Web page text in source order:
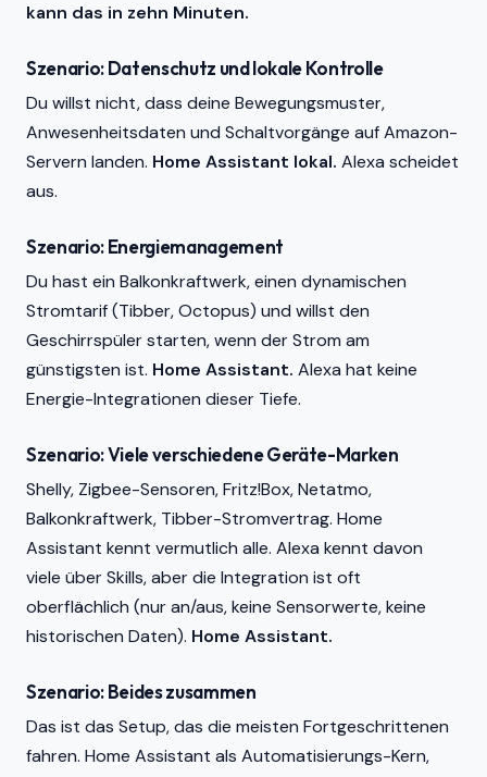
kann das in zehn Minuten.
Szenario: Datenschutz und lokale Kontrolle
Du willst nicht, dass deine Bewegungsmuster,
Anwesenheitsdaten und Schaltvorgänge auf Amazon-
Servern landen. Home Assistant lokal. Alexa scheidet
aus.
Szenario: Energiemanagement
Du hast ein Balkonkraftwerk, einen dynamischen
Stromtarif (Tibber, Octopus) und willst den
Geschirrspüler starten, wenn der Strom am
günstigsten ist. Home Assistant. Alexa hat keine
Energie-Integrationen dieser Tiefe.
Szenario: Viele verschiedene Geräte-Marken
Shelly, Zigbee-Sensoren, Fritz!Box, Netatmo,
Balkonkraftwerk, Tibber-Stromvertrag. Home
Assistant kennt vermutlich alle. Alexa kennt davon
viele über Skills, aber die Integration ist oft
oberflächlich (nur an/aus, keine Sensorwerte, keine
historischen Daten). Home Assistant.
Szenario: Beides zusammen
Das ist das Setup, das die meisten Fortgeschrittenen
fahren. Home Assistant als Automatisierungs-Kern,